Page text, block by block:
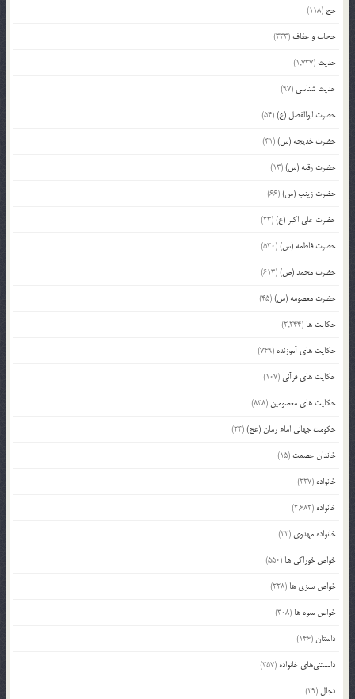
حج (118)
حجاب و عفاف (333)
حدیث (1,737)
حدیث شناسی (97)
حضرت ابوالفضل (ع)(54)
حضرت خدیجه (س)(41)
حضرت رقیه (س)(13)
حضرت زینب (س)(66)
حضرت علی اکبر (ع)(23)
حضرت فاطمه (س)(530)
حضرت محمد (ص)(613)
حضرت معصومه (س)(45)
حکایت ها (2,244)
حکایت های آموزنده (749)
حکایت های قرآنی (107)
حکایت های معصومین (838)
حکومت جهانی امام زمان (عج)(24)
خاندان عصمت (15)
خانواده (227)
خانواده (2,682)
خانواده مهدوی (22)
خواص خوراکی ها (550)
خواص سبزی ها (228)
خواص میوه ها (308)
داستان(146)
دانستنی‌های خانواده (357)
دجال (29)